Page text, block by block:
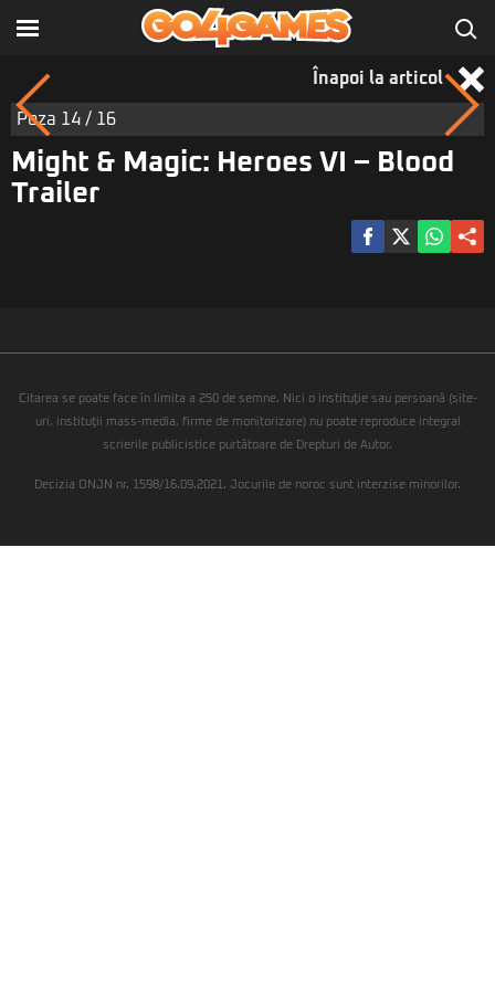
Înapoi la articol
Poza 14 / 16
Might & Magic: Heroes VI – Blood
Trailer
Citarea se poate face în limita a 250 de semne. Nici o instituţie sau persoană (site-
uri, instituţii mass-media, firme de monitorizare) nu poate reproduce integral
scrierile publicistice purtătoare de Drepturi de Autor.
Decizia ONJN nr. 1598/16.09.2021. Jocurile de noroc sunt interzise minorilor.